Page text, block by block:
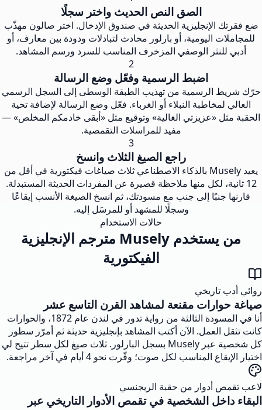
الصق النص الحديث واختر سجلًا
ضع فقرتك الإنجليزية الحديثة في صندوق الإدخال. اختر صالون مهذّب
للمجاملات اليومية، أو بارلور محادث لتبادلات ودودة بين معارف، أو
أدبي للنثر الوصفي المزخرف المناسب للسرد ورسم المشاهد.
2
اضبط الرسمية وفعّل وضع الرسالة
حرّك شريط الرسمية من تهذيب الطبقة الوسطى إلى السجل الرسمي
العالي لمخاطبة النبلاء أو الغرباء. فعّل وضع الرسالة لإضافة تحية
الحقبة مثل «عزيزتي الغالية» وتوقيع مثل «أبقى خادمكم المخلص» —
مفيد للمراسلات التقمصية.
3
راجع الصيغ الثلاث وانسخ
يعيد Musely بالذكاء الاصطناعي ثلاث صياغات فيكتورية في أقل من
12 ثانية، لكل منها ملاحظة قصيرة عن المفردات الحديثة المستبدلة.
قارنها جنبًا إلى جنب مع مسودتك، ثم انسخ الصيغة الأنسب إيقاعًا
وسجلًا للمشهد أو للمرسَل إليه.
حالات الاستخدام
من يستخدم Musely مترجم الإنجليزية
الفيكتورية
روائي أدب تاريخي
صياغة حوارات مقنعة لمشاهد القرن التاسع عشر
أنا في المسودة الثالثة من رواية تدور في لندن عام 1872، والحوارات
كانت تثقل العمل. الآن أكتب المشاهد بإنجليزية حديثة ثم أمرّر سطور
كل شخصية عبر Musely بسجل البارلور. ثلاث صيغ لكل سطر تتيح لي
اختيار الإيقاع المناسب لكل صوت؛ وفّرت نحو 4 أيام في آخر مراجعة.
لاعب تقمص أدوار من حقبة الريجنسي
البقاء داخل الشخصية في تقمص الأدوار التاريخي عبر